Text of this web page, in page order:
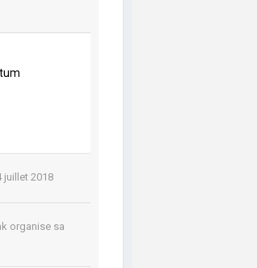
juillet 2018
organise sa